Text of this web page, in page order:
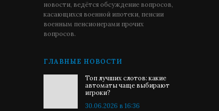
новости, ведётся обсуждение вопросов,
касающихся военной ипотеки, пенсии
военным пенсионерами прочих
вопросов.
ГЛАВНЫЕ НОВОСТИ
Топ лучших слотов: какие
автоматы чаще выбирают
игроки?
30.06.2026 в 16:36